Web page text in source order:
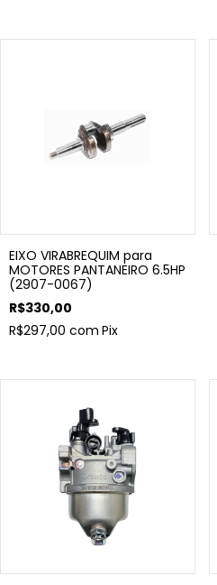
EIXO VIRABREQUIM para
MOTORES PANTANEIRO 6.5HP
(2907-0067)
R$330,00
R$297,00 com Pix